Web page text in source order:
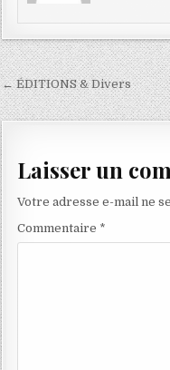
Navigation
de
l’article
← ÉDITIONS & Divers
Laisser un
Votre adresse e-mail ne
Commentaire *